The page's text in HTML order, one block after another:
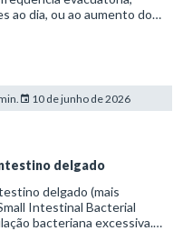
ao dia, ou ao aumento do
10 de junho de 2026
delgado
delgado (mais
Intestinal Bacterial
bacteriana excessiva.